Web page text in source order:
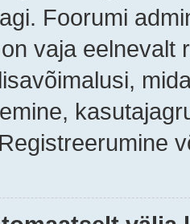
Foorumi
vaja eelnevalt